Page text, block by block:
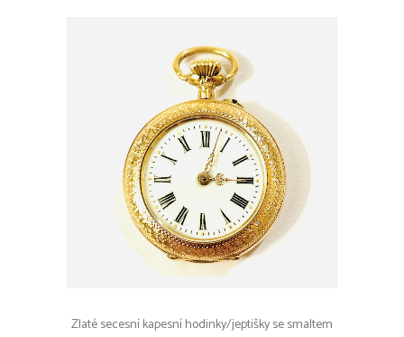
Zlaté secesní kapesní hodinky/jeptišky se smaltem